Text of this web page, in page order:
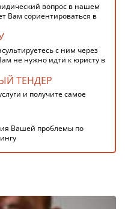
вопрос в нашем
Вам сориентироваться в
с ним через
не нужно идти к юристу в
ТЕНДЕР
и получите самое
Вашей проблемы по